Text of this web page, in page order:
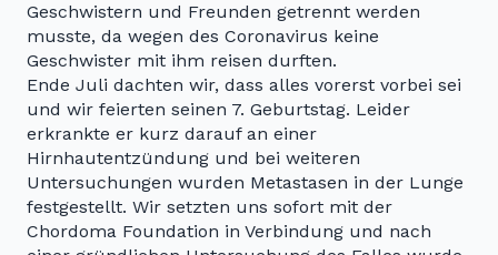
Geschwistern und Freunden getrennt werden
musste, da wegen des Coronavirus keine
Geschwister mit ihm reisen durften.
Ende Juli dachten wir, dass alles vorerst vorbei sei
und wir feierten seinen 7. Geburtstag. Leider
erkrankte er kurz darauf an einer
Hirnhautentzündung und bei weiteren
Untersuchungen wurden Metastasen in der Lunge
festgestellt. Wir setzten uns sofort mit der
Chordoma Foundation in Verbindung und nach